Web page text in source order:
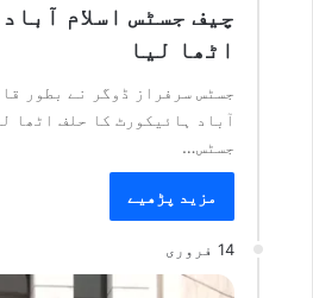
چیف جسٹس اسلام
اٹھا لیا
جسٹس سرفراز ڈوگر نے بطور
آباد ہائیکورٹ کا حلف اٹھا
جسٹس…
مزید پڑھیے
14 فروری